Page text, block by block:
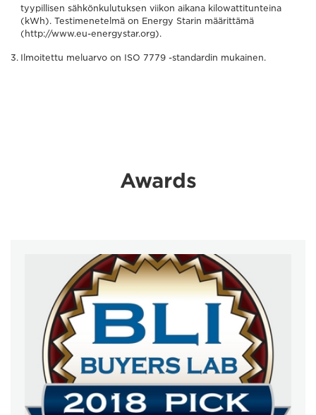
tyypillisen sähkönkulutuksen viikon aikana kilowattitunteina
(kWh). Testimenetelmä on Energy Starin määrittämä
(http://www.eu-energystar.org).
Ilmoitettu meluarvo on ISO 7779 -standardin mukainen.
Awards